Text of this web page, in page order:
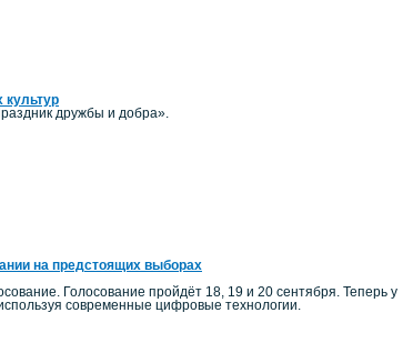
культур
дружбы и добра».
на предстоящих выборах
Голосование пройдёт 18, 19 и 20 сентября. Теперь у
современные цифровые технологии.